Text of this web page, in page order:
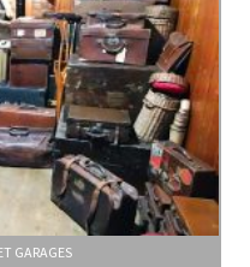
GARAGES